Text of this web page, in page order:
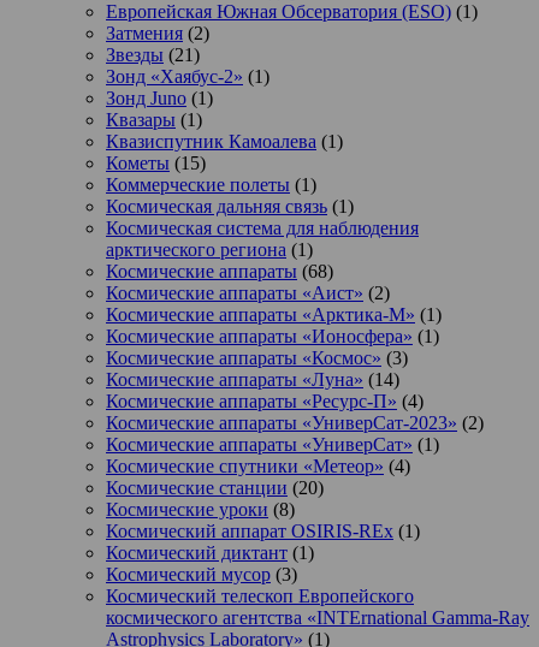
Европейская Южная Обсерватория (ESO) (1)
Затмения (2)
Звезды (21)
Зонд «Хаябус-2» (1)
Зонд Juno (1)
Квазары (1)
Квазиспутник Камоалева (1)
Кометы (15)
Коммерческие полеты (1)
Космическая дальняя связь (1)
Космическая система для наблюдения
арктического региона (1)
Космические аппараты (68)
Космические аппараты «Аист» (2)
Космические аппараты «Арктика-М» (1)
Космические аппараты «Ионосфера» (1)
Космические аппараты «Космос» (3)
Космические аппараты «Луна» (14)
Космические аппараты «Ресурс-П» (4)
Космические аппараты «УниверСат-2023» (2)
Космические аппараты «УниверСат» (1)
Космические спутники «Метеор» (4)
Космические станции (20)
Космические уроки (8)
Космический аппарат OSIRIS-REx (1)
Космический диктант (1)
Космический мусор (3)
Космический телескоп Европейского
космического агентства «INTErnational Gamma-Ray
Astrophysics Laboratory» (1)